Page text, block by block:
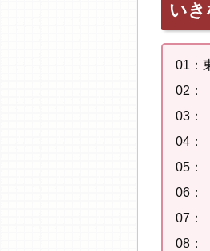
い
01
02：
03：
04：
05：
06
07
08：